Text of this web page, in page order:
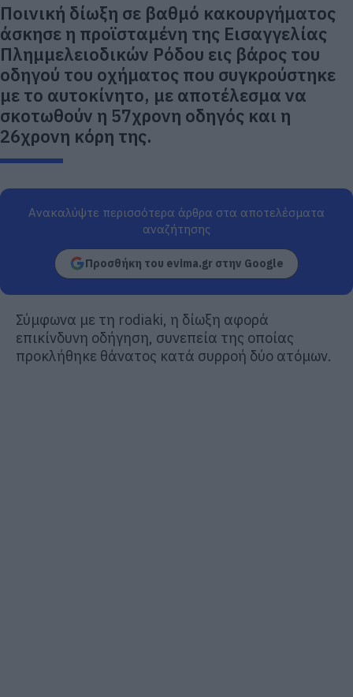
Ποινική δίωξη σε βαθμό κακουργήματος
άσκησε η προϊσταμένη της Εισαγγελίας
Πλημμελειοδικών Ρόδου εις βάρος του
οδηγού του οχήματος που συγκρούστηκε
με το αυτοκίνητο, με αποτέλεσμα να
σκοτωθούν η 57χρονη οδηγός και η
26χρονη κόρη της.
Ανακαλύψτε περισσότερα άρθρα στα αποτελέσματα
αναζήτησης
Προσθήκη του evima.gr στην Google
Σύμφωνα με τη rodiaki, η δίωξη αφορά
επικίνδυνη οδήγηση, συνεπεία της οποίας
προκλήθηκε θάνατος κατά συρροή δύο ατόμων.